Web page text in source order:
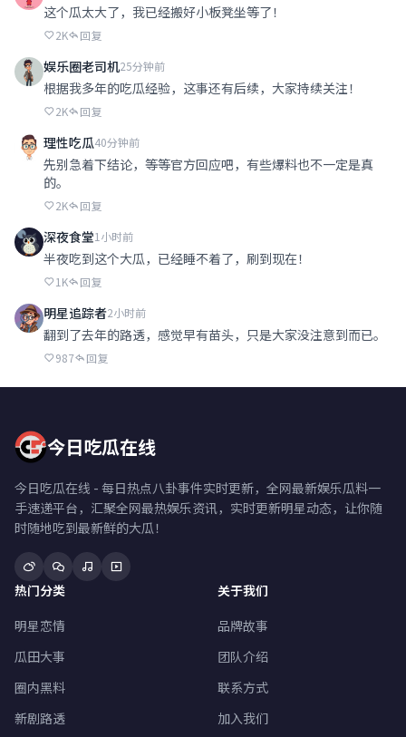
这个瓜太大了，我已经搬好小板凳坐等了！
2K 回复
娱乐圈老司机25分钟前
根据我多年的吃瓜经验，这事还有后续，大家持续关注！
2K 回复
理性吃瓜40分钟前
先别急着下结论，等等官方回应吧，有些爆料也不一定是真
的。
2K 回复
深夜食堂1小时前
半夜吃到这个大瓜，已经睡不着了，刷到现在！
1K 回复
明星追踪者2小时前
翻到了去年的路透，感觉早有苗头，只是大家没注意到而已。
987 回复
今日吃瓜在线
今日吃瓜在线 - 每日热点八卦事件实时更新，全网最新娱乐瓜料一
手速递平台，汇聚全网最热娱乐资讯，实时更新明星动态，让你随
时随地吃到最新鲜的大瓜！
热门分类
明星恋情
瓜田大事
圈内黑料
新剧路透
关于我们
品牌故事
团队介绍
联系方式
加入我们